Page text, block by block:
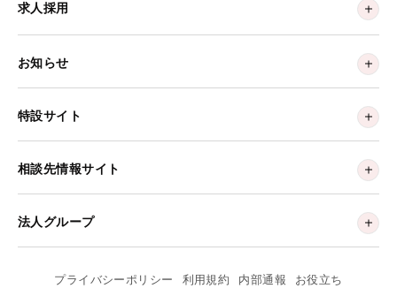
求人採用
お知らせ
特設サイト
相談先情報サイト
法人グループ
プライバシーポリシー 利用規約 内部通報 お役立ち